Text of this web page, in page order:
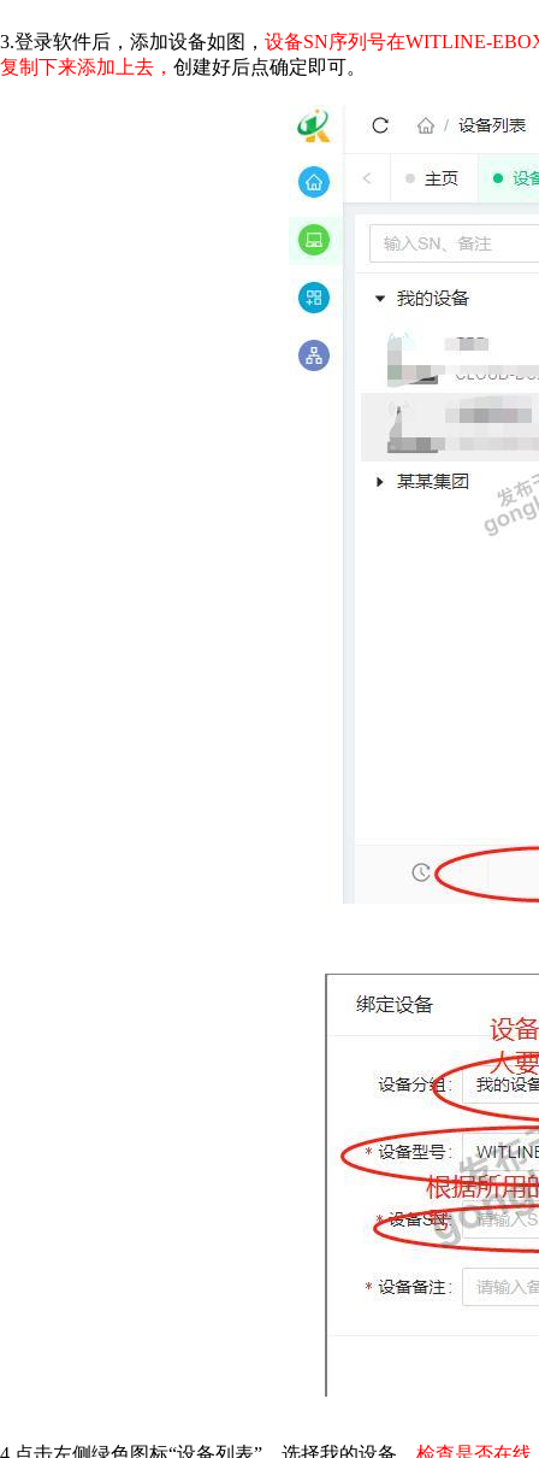
3.登录软件后，添加设备如图， 设备SN序列号在WITLINE-
复制下来添加上去， 创建好后点确定即可。
4.点击左侧绿色图标“设备列表”，选择我的设备， 检查是否在线